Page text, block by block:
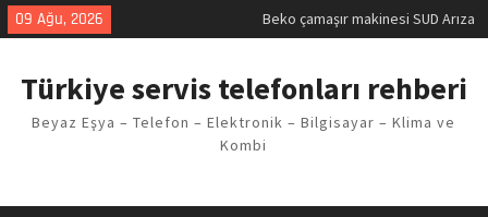
Skip
to
09 Ağu, 2026
Demirdöküm buzdolabı E1 Arıza
Demirdöküm çamaşır makinesi E5
Arızası Çözümü
E02 Arıza Kodu Regal kombi
Sorunu
Türkiye servis telefonları rehberi
Beyaz Eşya – Telefon – Elektronik – Bilgisayar – Klima ve
Kombi